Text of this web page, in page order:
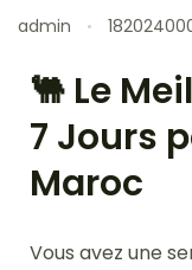
admin
🐫 Le
7 Jours
Maroc
Vous avez une